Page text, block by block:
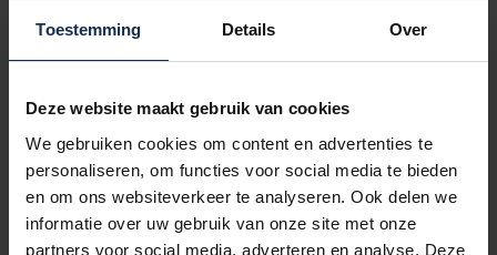
Toestemming Details Over
Deze website maakt gebruik van cookies
We gebruiken cookies om content en advertenties te
personaliseren, om functies voor social media te bieden
en om ons websiteverkeer te analyseren. Ook delen we
informatie over uw gebruik van onze site met onze
partners voor social media, adverteren en analyse. Deze
BERTSCHAT®
Heating - Navy Blue
In stock
€169,95